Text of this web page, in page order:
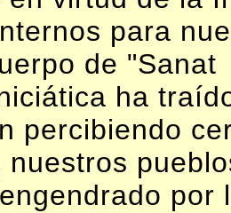
para
de
ha
percibiendo
nuestros
por